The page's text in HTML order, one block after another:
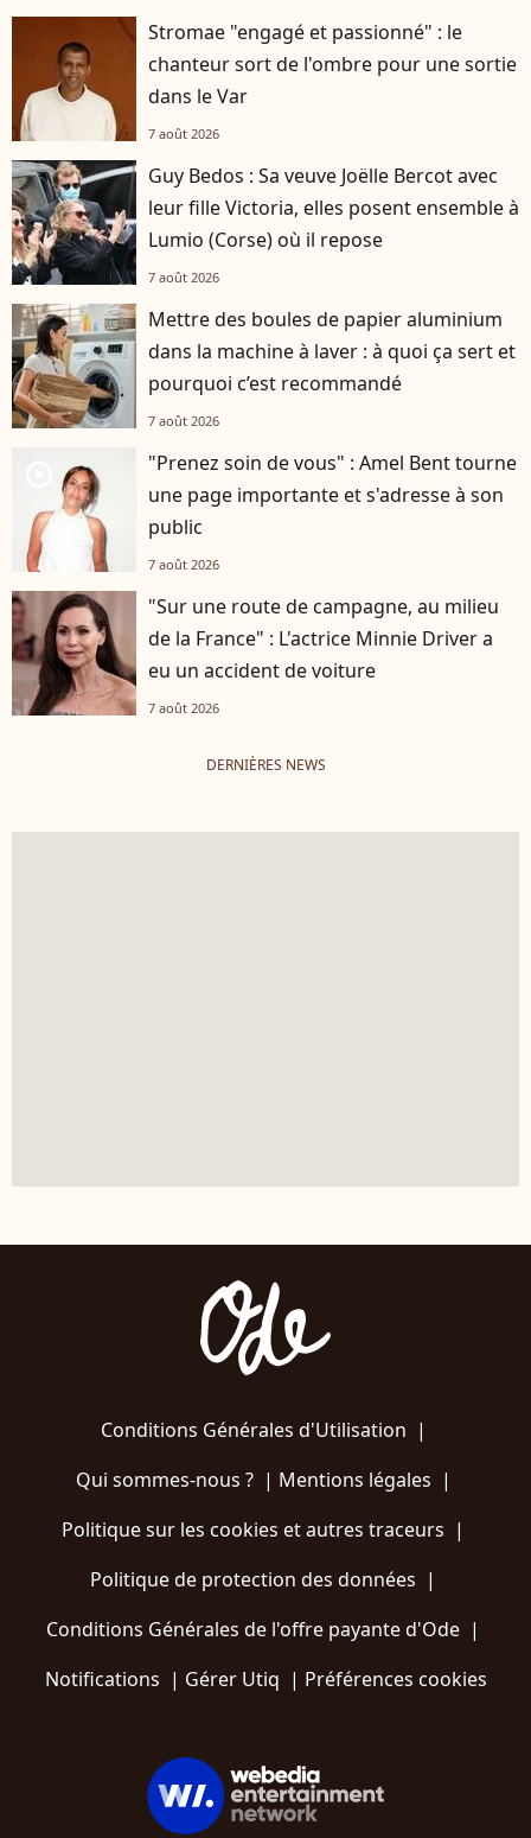
Stromae "engagé et passionné" : le
chanteur sort de l'ombre pour une sortie
dans le Var
7 août 2026
Guy Bedos : Sa veuve Joëlle Bercot avec
leur fille Victoria, elles posent ensemble à
Lumio (Corse) où il repose
7 août 2026
Mettre des boules de papier aluminium
dans la machine à laver : à quoi ça sert et
pourquoi c’est recommandé
7 août 2026
"Prenez soin de vous" : Amel Bent tourne
une page importante et s'adresse à son
public
7 août 2026
"Sur une route de campagne, au milieu
de la France" : L'actrice Minnie Driver a
eu un accident de voiture
7 août 2026
DERNIÈRES NEWS
Conditions Générales d'Utilisation |
Qui sommes-nous ?| Mentions légales |
Politique sur les cookies et autres traceurs |
Politique de protection des données |
Conditions Générales de l'offre payante d'Ode |
Notifications | Gérer Utiq | Préférences cookies